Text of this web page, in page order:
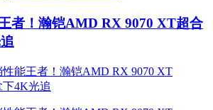
者！瀚铠AMD RX 9070 XT超合